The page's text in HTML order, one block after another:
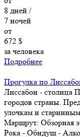
8 дней /
7 ночей
от
672 $
за человека
Подробнее
Прогулка по
Лиссабон - столица
городов страны.
улочкам и
Маршрут: Обзорная
Рока - Обидуш -